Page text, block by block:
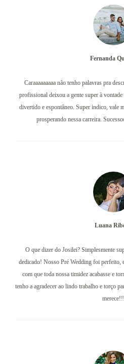
Caraaaaaaaaa não tenho palavras pra
profissional deixou a gente super à
divertido e espontâneo. Super indico, vale
prosperando nessa carreira.
Fernanda
O que dizer do Josilei? Simplesmente
dedicado! Nosso Pré Wedding foi perfeito,
com que toda nossa timidez acabasse e
tenho a agradecer ao lindo trabalho e torço
merece!!!
Luana